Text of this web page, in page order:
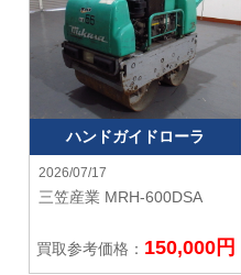
ハンドガイドローラ
2026/07/17
三笠産業 MRH-600DSA
買取参考価格： 150,000円